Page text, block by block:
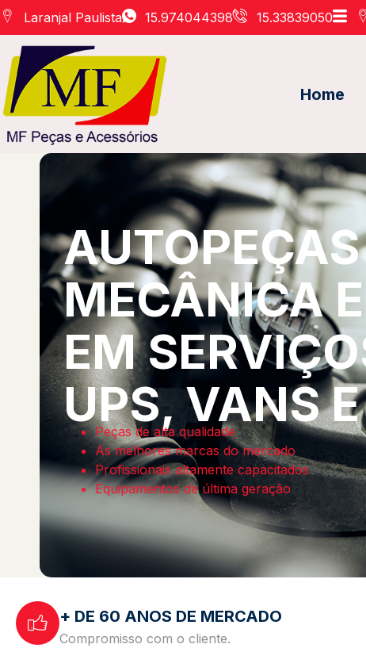
Laranjal Paulista 15.974044398 15.33839050
Home
MECÂNICA
EM
UPS, VANS
Peças de alta qualidade
As melhores marcas do mercado
Profissionais altamente capacitados
Equipamentos de última geração
+ DE 60 ANOS DE MERCADO
Compromisso com o cliente.